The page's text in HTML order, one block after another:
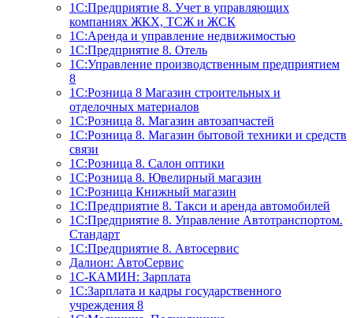
1С:Предприятие 8. Учет в управляющих
компаниях ЖКХ, ТСЖ и ЖСК
1С:Аренда и управление недвижимостью
1С:Предприятие 8. Отель
1C:Управление производственным предприятием
8
1С:Розница 8 Магазин строительных и
отделочных материалов
1С:Розница 8. Магазин автозапчастей
1С:Розница 8. Магазин бытовой техники и средств
связи
1С:Розница 8. Салон оптики
1С:Розница 8. Ювелирный магазин
1С:Розница Книжный магазин
1C:Предприятие 8. Такси и аренда автомобилей
1С:Предприятие 8. Управление Автотранспортом.
Стандарт
1C:Предприятие 8. Автосервис
Далион: АвтоСервис
1С-КАМИН: Зарплата
1С:Зарплата и кадры государственного
учреждения 8